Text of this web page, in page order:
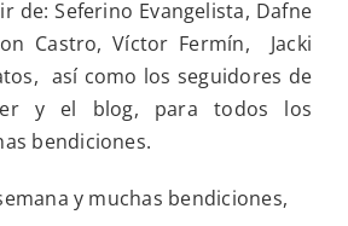
de: Seferino Evangelista, Dafne
Castro, Víctor Fermín, Jacki
así como los seguidores de
y el blog, para todos los
bendiciones.
y muchas bendiciones,